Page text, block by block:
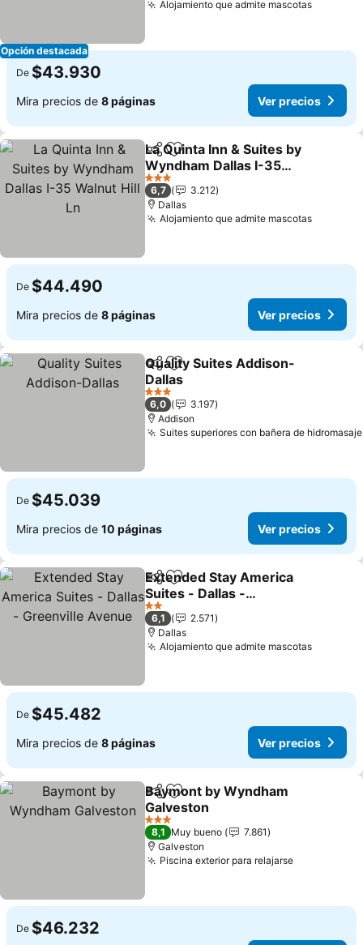
Opción destacada
Alojamiento que admite mascotasVer
De $43.930
Mira precios de 8 páginas Ver precios
CompartirAgregar a favoritos
La Quinta Inn & Suites by
Wyndham Dallas I-35
Walnut Hill Ln
Ver precios
3 Estrellas
6,7
3.212
Dallas
Alojamiento que admite mascotasVer
De $44.490
Mira precios de 8 páginas Ver precios
CompartirAgregar a favoritos
Quality Suites Addison-
Dallas
Ver precios
3 Estrellas
6,0
3.197
Addison
Suites superiores con bañera de hidromasaje
De $45.039
Mira precios de 10 páginas Ver precios
CompartirAgregar a favoritos
Extended Stay America
Suites - Dallas -
Greenville Avenue
Ver precios
2 Estrellas
6,1
2.571
Dallas
Alojamiento que admite mascotasVer
De $45.482
Mira precios de 8 páginas Ver precios
CompartirAgregar a favoritos
Baymont by Wyndham
Galveston
Ver precios
3 Estrellas
8,1 Muy bueno
7.861
Galveston
Piscina exterior para relajarseVer precios
De $46.232